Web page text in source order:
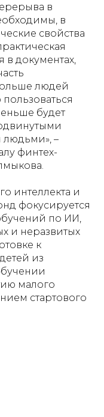
в
в
свойства
документах,
людей
будет
–
финтех-
интеллекта и
фокусируется
по ИИ,
и неразвитых
к
из
малого
стартового